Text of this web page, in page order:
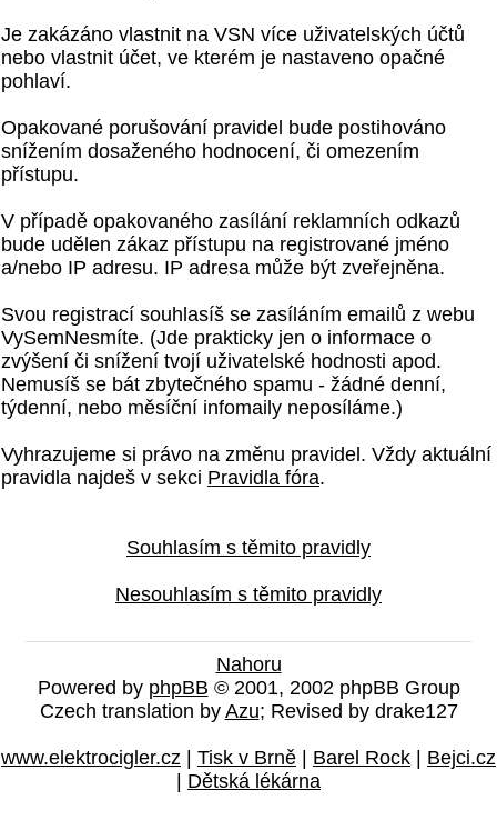
Je zakázáno vlastnit na VSN více uživatelských účtů
nebo vlastnit účet, ve kterém je nastaveno opačné
pohlaví.
Opakované porušování pravidel bude postihováno
snížením dosaženého hodnocení, či omezením
přístupu.
V případě opakovaného zasílání reklamních odkazů
bude udělen zákaz přístupu na registrované jméno
a/nebo IP adresu. IP adresa může být zveřejněna.
Svou registrací souhlasíš se zasíláním emailů z webu
VySemNesmíte. (Jde prakticky jen o informace o
zvýšení či snížení tvojí uživatelské hodnosti apod.
Nemusíš se bát zbytečného spamu - žádné denní,
týdenní, nebo měsíční infomaily neposíláme.)
Vyhrazujeme si právo na změnu pravidel. Vždy aktuální
pravidla najdeš v sekci Pravidla fóra.
Souhlasím s těmito pravidly
Nesouhlasím s těmito pravidly
Nahoru
Powered by phpBB © 2001, 2002 phpBB Group
Czech translation by Azu; Revised by drake127
www.elektrocigler.cz | Tisk v Brně | Barel Rock | Bejci.cz
| Dětská lékárna